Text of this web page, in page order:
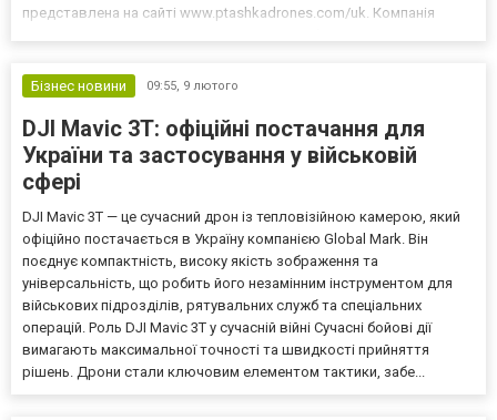
представлена на сайті www.ptashkadrones.com/uk. Компанія
Бізнес новини
09:55, 9 лютого
DJI Mavic 3T: офіційні постачання для
України та застосування у військовій
сфері
DJI Mavic 3T — це сучасний дрон із тепловізійною камерою, який
офіційно постачається в Україну компанією Global Mark. Він
поєднує компактність, високу якість зображення та
універсальність, що робить його незамінним інструментом для
військових підрозділів, рятувальних служб та спеціальних
операцій. Роль DJI Mavic 3T у сучасній війні Сучасні бойові дії
вимагають максимальної точності та швидкості прийняття
рішень. Дрони стали ключовим елементом тактики, забе...